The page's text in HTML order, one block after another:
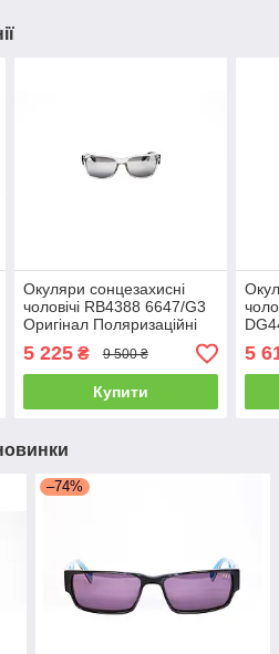
Окуляри сонцезахисні
чоловічі RB4388 6647/G3
Оригінал Поляризаційні
5 225₴ 9 500 ₴
Купити
5
–74%